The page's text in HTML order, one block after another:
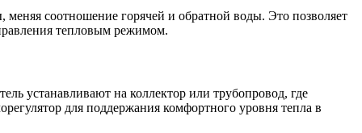
меняя соотношение горячей и обратной воды. Это позволяет
тепловым режимом.
устанавливают на коллектор или трубопровод, где
для поддержания комфортного уровня тепла в